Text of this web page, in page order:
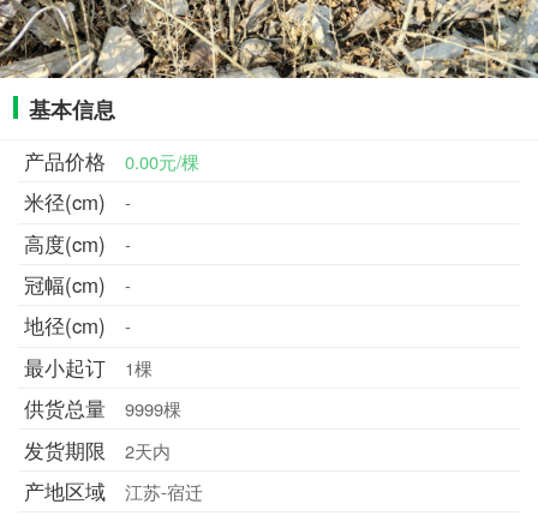
基本信息
产品价格 0.00元/棵
米径(cm) -
高度(cm) -
冠幅(cm) -
地径(cm) -
最小起订 1棵
供货总量 9999棵
发货期限 2天内
产地区域 江苏-宿迁